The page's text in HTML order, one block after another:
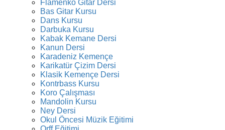
Flamenko Gitar Dersi
Bas Gitar Kursu
Dans Kursu
Darbuka Kursu
Kabak Kemane Dersi
Kanun Dersi
Karadeniz Kemençe
Karikatür Çizim Dersi
Klasik Kemençe Dersi
Kontrbass Kursu
Koro Çalışması
Mandolin Kursu
Ney Dersi
Okul Öncesi Müzik Eğitimi